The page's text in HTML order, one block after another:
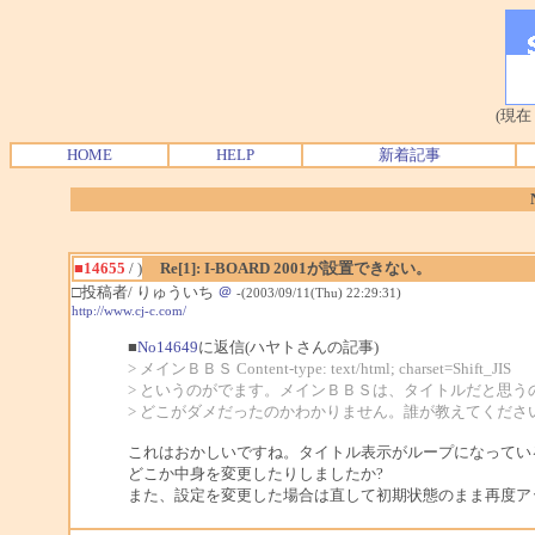
(現在
HOME HELP 新着記事
■14655 / )
Re[1]: I-BOARD 2001が設置できない。
□投稿者/ りゅういち ＠ -(2003/09/11(Thu) 22:29:31)
http://www.cj-c.com/
■No14649に返信(ハヤトさんの記事)
> メインＢＢＳ Content-type: text/html; charset=Shift_JIS
> というのがでます。メインＢＢＳは、タイトルだと思う
> どこがダメだったのかわかりません。誰が教えてくださ
これはおかしいですね。タイトル表示がループになって
どこか中身を変更したりしましたか?
また、設定を変更した場合は直して初期状態のまま再度